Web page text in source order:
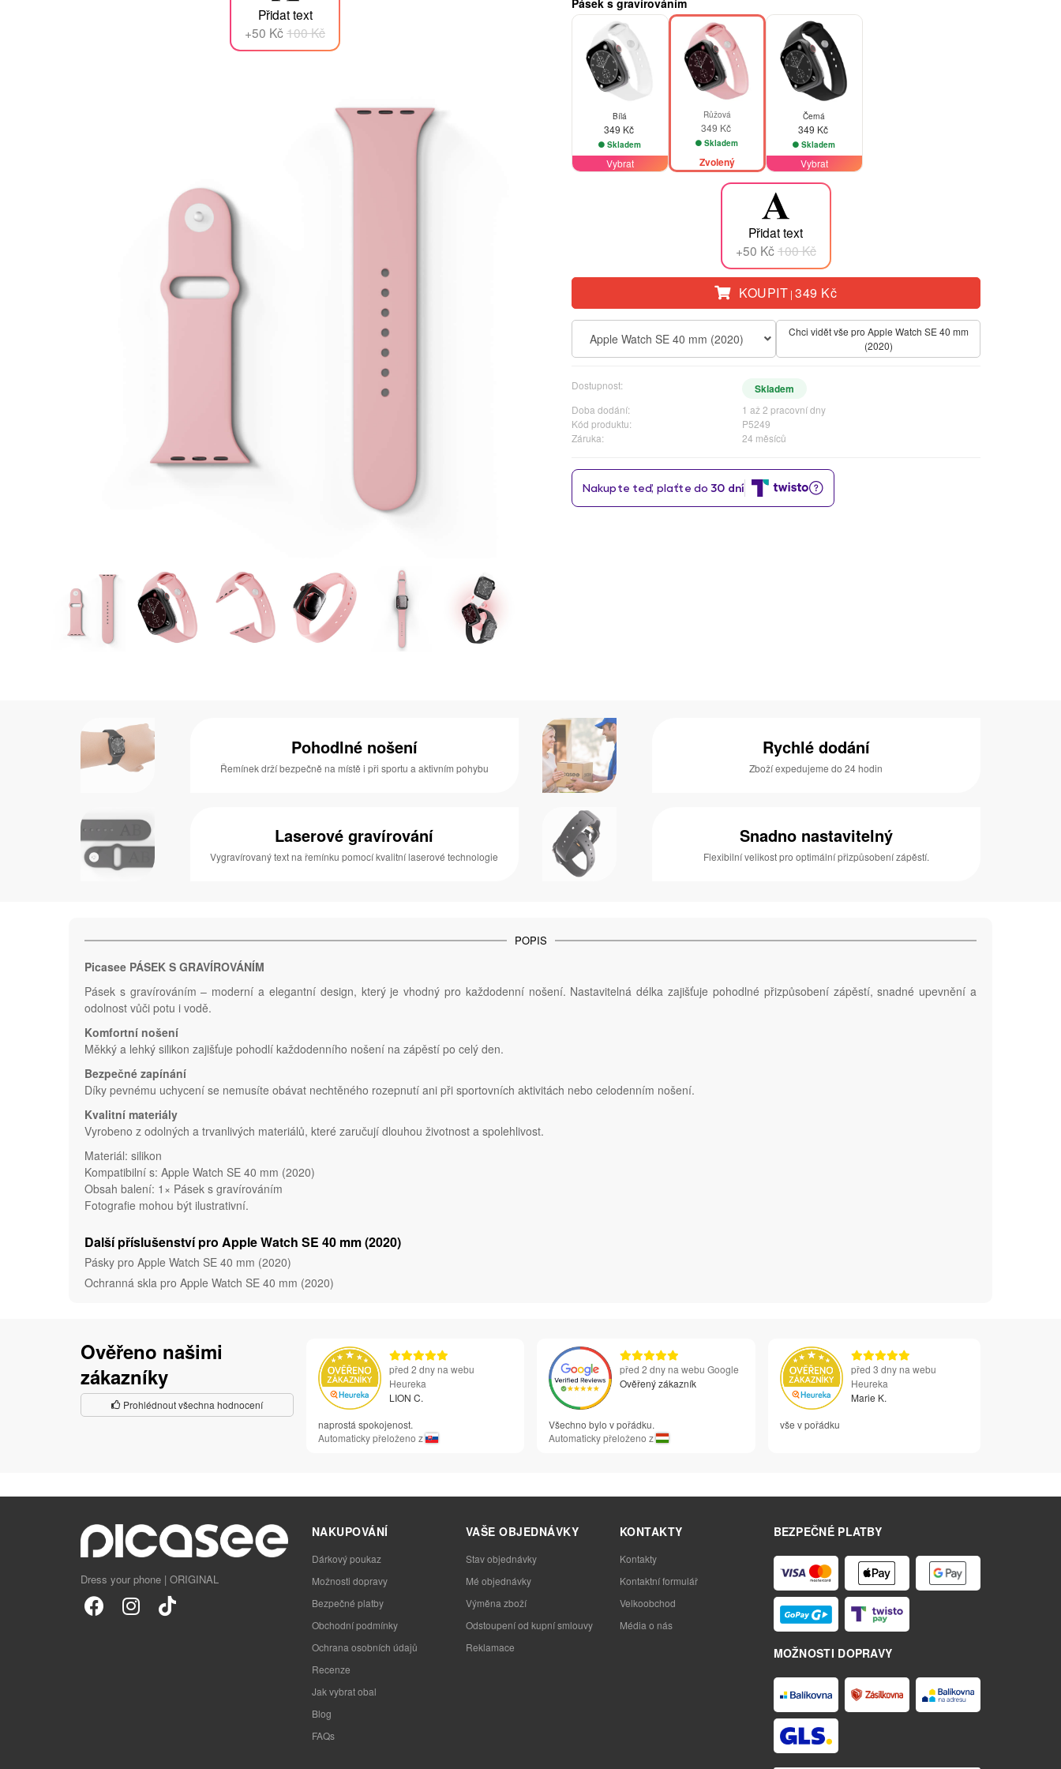
Bílá
349 Kč
Skladem
Vybrat
Růžová
349 Kč
Skladem
Zvolený
Černá
349 Kč
Skladem
Vybrat
Přidat text
+50 Kč100 Kč
KOUPIT |349 Kč
Apple Watch SE 40 mm (2020)
Chci vidět vše pro Apple Watch SE 40 mm
(2020)
Dostupnost: Skladem
Doba dodání:
1 až 2 pracovní dny
Kód produktu:
P5249
Záruka:
24 měsíců
Přidat text
+50 Kč100 Kč
Pohodlné nošení
Řemínek drží bezpečně na místě i při sportu a aktivním pohybu
Rychlé dodání
Zboží expedujeme do 24 hodin
Laserové gravírování
Vygravírovaný text na řemínku pomocí kvalitní laserové technologie
Snadno nastavitelný
Flexibilní velikost pro optimální přizpůsobení zápěstí.
POPIS
Picasee PÁSEK S GRAVÍROVÁNÍM
Pásek s gravírováním – moderní a elegantní design, který je vhodný pro každodenní nošení. Nastavitelná délka zajišťuje pohodlné přizpůsobení zápěstí, snadné upevnění a
odolnost vůči potu i vodě.
Komfortní nošení
Měkký a lehký silikon zajišťuje pohodlí každodenního nošení na zápěstí po celý den.
Bezpečné zapínání
Díky pevnému uchycení se nemusíte obávat nechtěného rozepnutí ani při sportovních aktivitách nebo celodenním nošení.
Kvalitní materiály
Vyrobeno z odolných a trvanlivých materiálů, které zaručují dlouhou životnost a spolehlivost.
Materiál: silikon
Kompatibilní s: Apple Watch SE 40 mm (2020)
Obsah balení: 1× Pásek s gravírováním
Fotografie mohou být ilustrativní.
Další příslušenství pro Apple Watch SE 40 mm (2020)
Pásky pro Apple Watch SE 40 mm (2020)
Ochranná skla pro Apple Watch SE 40 mm (2020)
Ověřeno našimi
zákazníky
Prohlédnout všechna hodnocení
před 2 dny na webu
Heureka
LION C.
naprostá spokojenost.
Automaticky přeloženo z
před 2 dny na webu Google
Ověřený zákazník
Všechno bylo v pořádku.
Automaticky přeloženo z
před 3 dny na webu
Heureka
Marie K.
vše v pořádku
Dress your phone | ORIGINAL
BEZPEČNÉ PLATBY
MOŽNOSTI DOPRAVY
NAKUPOVÁNÍ
Dárkový poukaz
Možnosti dopravy
Bezpečné platby
Obchodní podmínky
Ochrana osobních údajů
Recenze
Jak vybrat obal
Blog
FAQs
VAŠE OBJEDNÁVKY
Stav objednávky
Mé objednávky
Výměna zboží
Odstoupení od kupní smlouvy
Reklamace
KONTAKTY
Kontakty
Kontaktní formulář
Velkoobchod
Média o nás